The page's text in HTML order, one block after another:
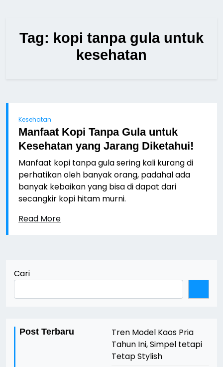
Tag: kopi tanpa gula untuk
kesehatan
Kesehatan
Manfaat Kopi Tanpa Gula untuk
Kesehatan yang Jarang Diketahui!
Manfaat kopi tanpa gula sering kali kurang di
perhatikan oleh banyak orang, padahal ada
banyak kebaikan yang bisa di dapat dari
secangkir kopi hitam murni.
Read More
Cari
Post Terbaru
Tren Model Kaos Pria
Tahun Ini, Simpel tetapi
Tetap Stylish